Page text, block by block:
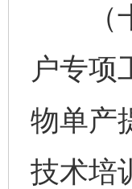
（十
户专项
物单产
技术培